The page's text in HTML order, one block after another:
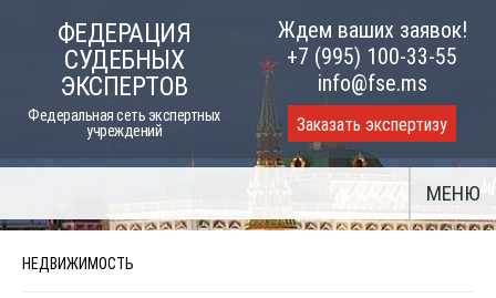
ФЕДЕРАЦИЯ
СУДЕБНЫХ
ЭКСПЕРТОВ
Федеральная сеть экспертных
учреждений
Ждем ваших заявок!
+7 (995) 100-33-55
info@fse.ms
Заказать экспертизу
МЕНЮ
НЕДВИЖИМОСТЬ